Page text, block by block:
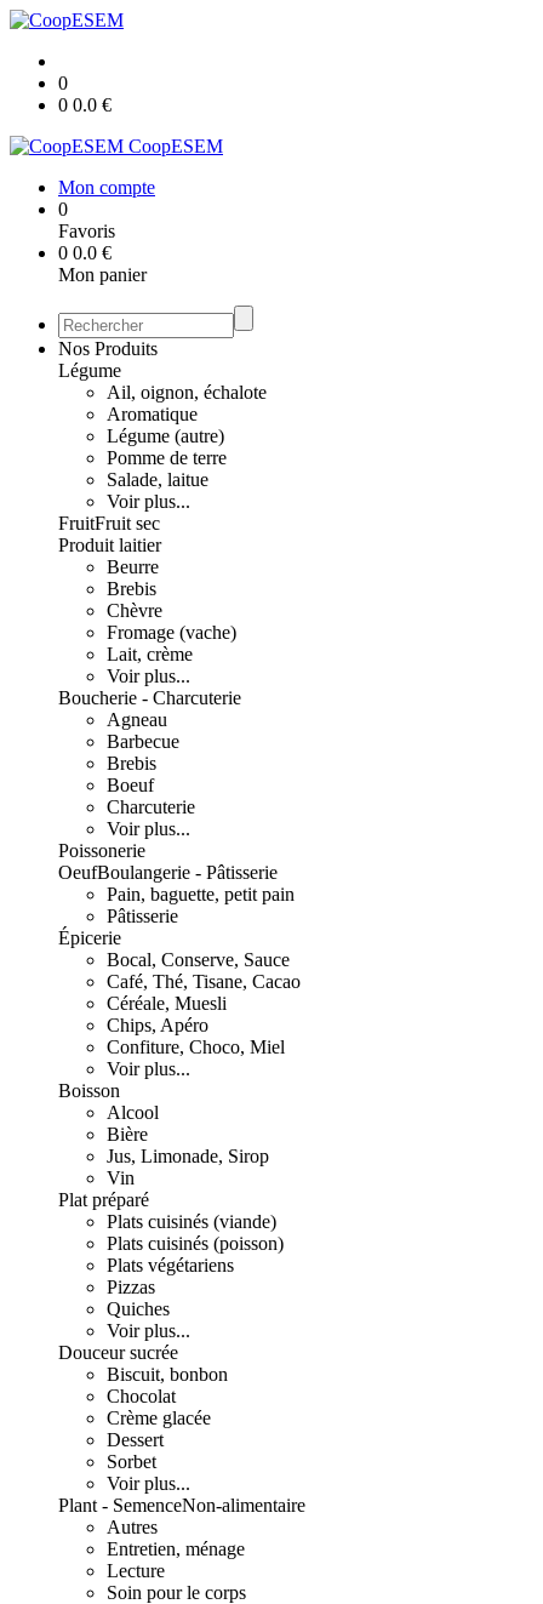
0
0 0.0 €
CoopESEM
Mon compte
0
Favoris
0 0.0 €
Mon panier
Nos Produits
Légume
Ail, oignon, échalote
Aromatique
Légume (autre)
Pomme de terre
Salade, laitue
Voir plus...
FruitFruit sec
Produit laitier
Beurre
Brebis
Chèvre
Fromage (vache)
Lait, crème
Voir plus...
Boucherie - Charcuterie
Agneau
Barbecue
Brebis
Boeuf
Charcuterie
Voir plus...
Poissonerie
OeufBoulangerie - Pâtisserie
Pain, baguette, petit pain
Pâtisserie
Épicerie
Bocal, Conserve, Sauce
Café, Thé, Tisane, Cacao
Céréale, Muesli
Chips, Apéro
Confiture, Choco, Miel
Voir plus...
Boisson
Alcool
Bière
Jus, Limonade, Sirop
Vin
Plat préparé
Plats cuisinés (viande)
Plats cuisinés (poisson)
Plats végétariens
Pizzas
Quiches
Voir plus...
Douceur sucrée
Biscuit, bonbon
Chocolat
Crème glacée
Dessert
Sorbet
Voir plus...
Plant - SemenceNon-alimentaire
Autres
Entretien, ménage
Lecture
Soin pour le corps